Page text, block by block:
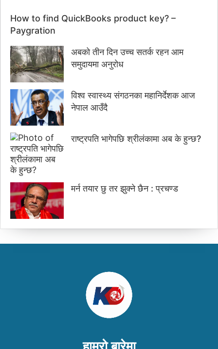
How to find QuickBooks product key? –
Paygration
अबको तीन दिन उच्च सतर्क रहन आम
समुदायमा अनुरोध
विश्व स्वास्थ्य संगठनका महानिर्देशक आज
नेपाल आउँदै
राष्ट्रपति भागेपछि श्रीलंकामा अब के हुन्छ?
मर्न तयार छु तर झुक्ने छैन : प्रचण्ड